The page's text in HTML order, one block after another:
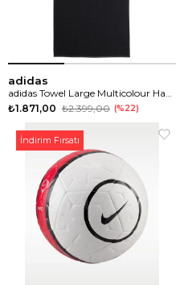
adidas
₺1.871,00 ₺2.399,00 %22
İndirim Fırsatı